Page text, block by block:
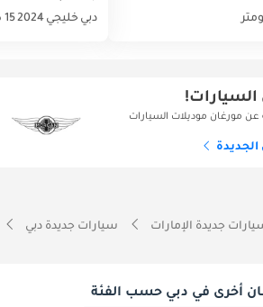
دبي خليجي 202415 كيلومتر
مورغان موديلات السيارات
جديدة الإمارات سيارات جديدة دبي
أخرى في دبي حسب الفئة